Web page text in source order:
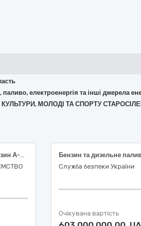
паливо, електроенергія та інші джерела
КУЛЬТУРИ, МОЛОДІ ТА СПОРТУ
Дизельне паливо (Євро 5), талон; Бензин А-95 (Євро 5), талон
Служба безпеки України
Очікувана вартість